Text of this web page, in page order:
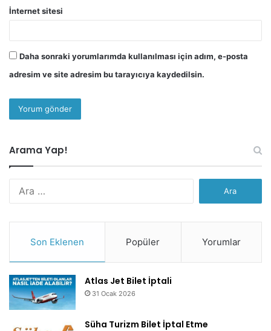
İnternet sitesi
Daha sonraki yorumlarımda kullanılması için adım, e-posta
adresim ve site adresim bu tarayıcıya kaydedilsin.
Arama Yap!
Son Eklenen Popüler Yorumlar
Atlas Jet Bilet İptali
31 Ocak 2026
Süha Turizm Bilet İptal Etme